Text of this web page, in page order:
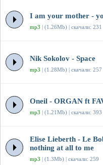
I am your mother -
mp3 | (1.26Mb) | скачали: 231
Nik Sokolov - Space
mp3 | (1.28Mb) | скачали: 257
Oneil - ORGAN ft
mp3 | (1.21Mb) | скачали: 393
Elise Lieberth - Le
nothing at all to me
mp3 | (1.3Mb) | скачали: 259